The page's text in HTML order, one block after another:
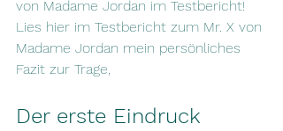
von Madame Jordan im Testbericht!
Lies hier im Testbericht zum Mr. X von
Madame Jordan mein persönliches
Fazit zur Trage,
Der erste Eindruck